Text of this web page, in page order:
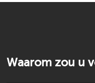
Waarom zou u